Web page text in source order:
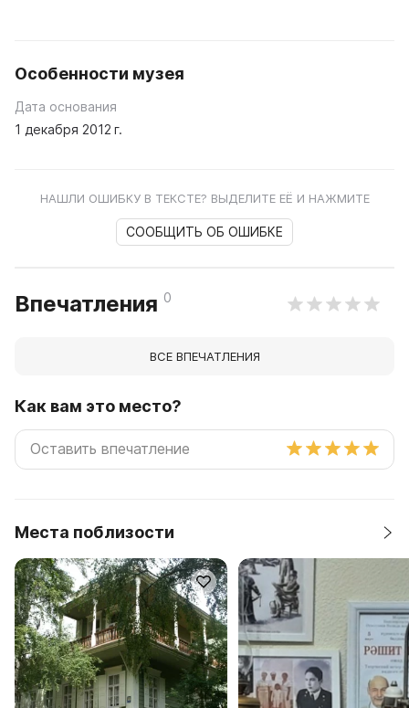
Особенности музея
Дата основания
1 декабря 2012 г.
НАШЛИ ОШИБКУ В ТЕКСТЕ? ВЫДЕЛИТЕ ЕЁ И НАЖМИТЕ
СООБЩИТЬ ОБ ОШИБКЕ
Впечатления 0
ВСЕ ВПЕЧАТЛЕНИЯ
Как вам это место?
Места поблизости